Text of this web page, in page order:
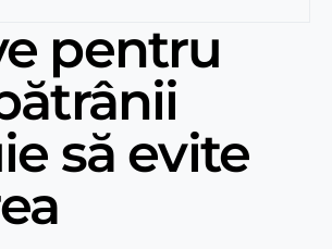
pentru
să evite